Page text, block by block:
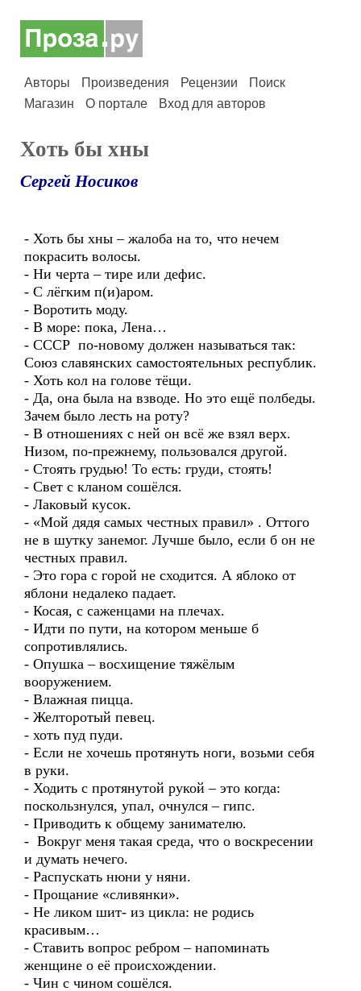
Авторы Произведения Рецензии
Поиск
Магазин
О портале Вход для авторов
Хоть бы хны
Сергей Носиков
- Хоть бы хны – жалоба на то, что нечем
покрасить волосы.
- Ни черта – тире или дефис.
- С лёгким п(и)аром.
- Воротить моду.
- В море: пока, Лена…
- СССР по-новому должен называться так:
Союз славянских самостоятельных республик.
- Хоть кол на голове тёщи.
- Да, она была на взводе. Но это ещё полбеды.
Зачем было лесть на роту?
- В отношениях с ней он всё же взял верх.
Низом, по-прежнему, пользовался другой.
- Стоять грудью! То есть: груди, стоять!
- Свет с кланом сошёлся.
- Лаковый кусок.
- «Мой дядя самых честных правил» . Оттого
не в шутку занемог. Лучше было, если б он не
честных правил.
- Это гора с горой не сходится. А яблоко от
яблони недалеко падает.
- Косая, с саженцами на плечах.
- Идти по пути, на котором меньше б
сопротивлялись.
- Опушка – восхищение тяжёлым
вооружением.
- Влажная пицца.
- Желторотый певец.
- хоть пуд пуди.
- Если не хочешь протянуть ноги, возьми себя
в руки.
- Ходить с протянутой рукой – это когда:
поскользнулся, упал, очнулся – гипс.
- Приводить к общему занимателю.
- Вокруг меня такая среда, что о воскресении
и думать нечего.
- Распускать нюни у няни.
- Прощание «сливянки».
- Не ликом шит- из цикла: не родись
красивым…
- Ставить вопрос ребром – напоминать
женщине о её происхождении.
- Чин с чином сошёлся.